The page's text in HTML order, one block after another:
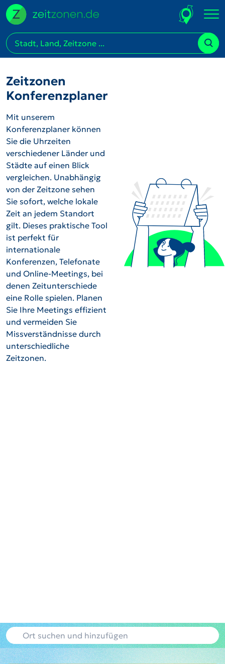
Zeitzonen
Konferenzplaner
Mit unserem
Konferenzplaner können
Sie die Uhrzeiten
verschiedener Länder und
Städte auf einen Blick
vergleichen. Unabhängig
von der Zeitzone sehen
Sie sofort, welche lokale
Zeit an jedem Standort
gilt. Dieses praktische Tool
ist perfekt für
internationale
Konferenzen, Telefonate
und Online-Meetings, bei
denen Zeitunterschiede
eine Rolle spielen. Planen
Sie Ihre Meetings effizient
und vermeiden Sie
Missverständnisse durch
unterschiedliche
Zeitzonen.